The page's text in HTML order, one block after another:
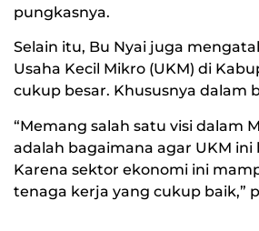
pungkasnya.
Selain itu, Bu Nyai juga
Usaha Kecil Mikro (UKM) di
cukup besar. Khususnya dalam
“Memang salah satu visi dalam
adalah bagaimana agar UKM ini
Karena sektor ekonomi ini
tenaga kerja yang cukup baik,”